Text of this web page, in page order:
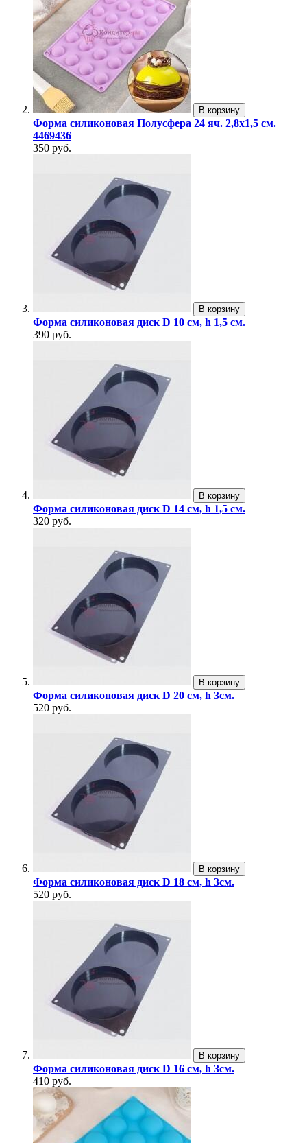
В корзину
Форма силиконовая Полусфера 24 яч. 2,8х1,5 см.
4469436
350 руб.
В корзину
Форма силиконовая диск D 10 см, h 1,5 см.
390 руб.
В корзину
Форма силиконовая диск D 14 см, h 1,5 см.
320 руб.
В корзину
Форма силиконовая диск D 20 см, h 3см.
520 руб.
В корзину
Форма силиконовая диск D 18 см, h 3см.
520 руб.
В корзину
Форма силиконовая диск D 16 см, h 3см.
410 руб.